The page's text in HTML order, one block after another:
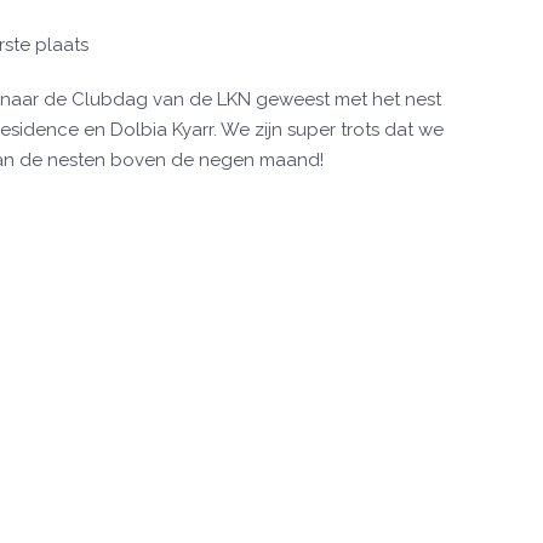
plaats
de Clubdag van de LKN geweest met het nest
en Dolbia Kyarr. We zijn super trots dat we
de nesten boven de negen maand!